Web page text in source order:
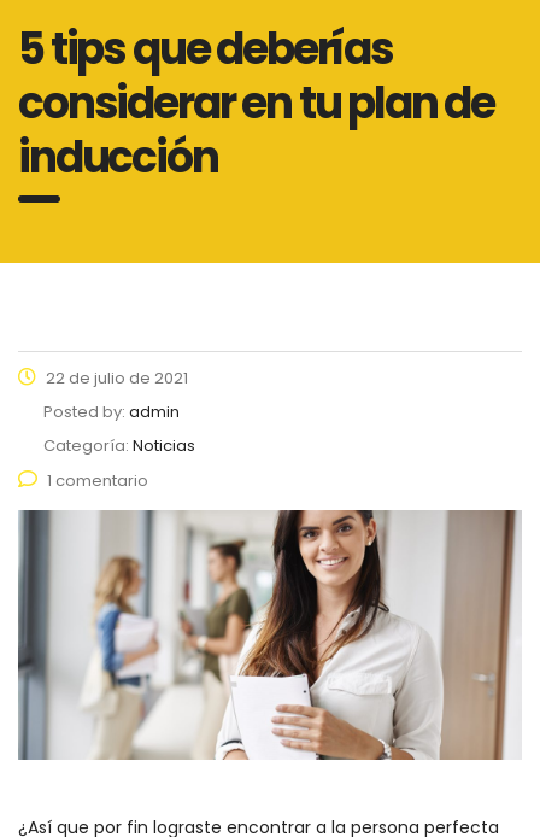
5 tips que deberías
considerar en tu plan de
inducción
22 de julio de 2021
Posted by: admin
Categoría: Noticias
1 comentario
¿Así que por fin lograste encontrar a la persona perfecta